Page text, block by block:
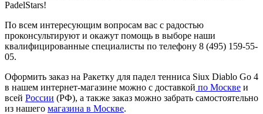
PadelStars!
По всем интересующим вопросам вас с радостью
проконсультируют и окажут помощь в выборе наши
квалифицированные специалисты по телефону 8 (495) 159-55-
05.
Оформить заказ на Ракетку для падел тенниса Siux Diablo Go 4
в нашем интернет-магазине можно с доставкой по Москве и
всей России (РФ), а также заказ можно забрать самостоятельно
из нашего магазина в Москве.